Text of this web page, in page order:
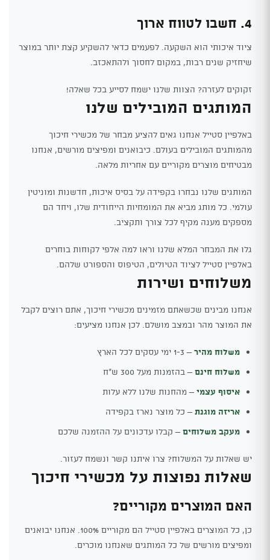
4. חשבו לטווח ארוך
ציוד איכותי הוא השקעה. לפעמים כדאי להשקיע קצת יותר במוצר
שיחזיק שנים רבות, במקום לחסוך ולהתאכזב.
זקוקים לעזרה? הצוות שלנו ישמח לסייע בכל שאלה!
המותגים המובילים שלנו
באלפיין סטייל אנחנו גאים להציע מבחר של מכשירי חיכוך
מהמותגים המובילים בעולם. כיבואנים ומפיצים מורשים, אנחנו
מבטיחים מוצרים מקוריים עם אחריות מלאה.
המותגים שלנו נבחרו בקפידה על בסיס איכות, חדשנות ומוניטין
עולמי. כל מותג מביא את המומחיות הייחודית שלו, ויחד הם
מספקים מענה מקיף לכל צורך ותקציב.
גלו את המבחר המלא שלנו וראו למה אלפי לקוחות בוחרים
באלפיין סטייל לציוד הטיולים, הטיפוס והספורט שלהם.
משלוחים ושירות
אנחנו מבינים שכשאתם מזמינים מכשירי חיכוך, אתם רוצים לקבל
את המוצר מהר ובמצב מושלם. לכן אנחנו מציעים:
משלוח מהיר– 1-3 ימי עסקים לכל הארץ
משלוח חינם– בהזמנות מעל 300 ש"ח
איסוף עצמי– מהחנות שלנו ללא עלות
אריזה מוגנת– כל מוצר נארז בקפידה
מעקב משלוחים– קבלו עדכונים על ההזמנה שלכם
יש שאלות על המשלוח? צרו איתנו קשר ונשמח לעזור.
שאלות נפוצות על מכשירי חיכוך
האם המוצרים מקוריים?
כן, כל המוצרים באלפיין סטייל הם מקוריים 100%. אנחנו יבואנים
ומפיצים מורשים של כל המותגים שאנחנו מוכרים.